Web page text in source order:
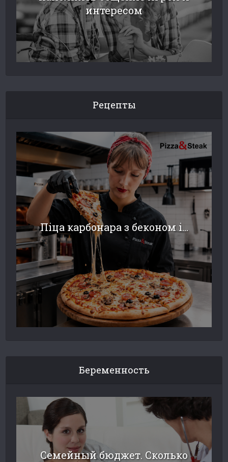
интересом
Рецепты
Піца карбонара з беконом і...
Беременность
Семейный бюджет. Сколько